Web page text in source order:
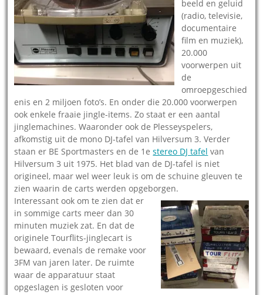
beeld en geluid
(radio, televisie,
documentaire
film en muziek),
20.000
voorwerpen uit
de
omroepgeschied
enis en 2 miljoen foto’s. En onder die 20.000 voorwerpen
ook enkele fraaie jingle-items. Zo staat er een aantal
jinglemachines. Waaronder ook de Plesseyspelers,
afkomstig uit de mono DJ-tafel van Hilversum 3. Verder
staan er BE Sportmasters en de 1estereo DJ tafel van
Hilversum 3 uit 1975. Het blad van de DJ-tafel is niet
origineel, maar wel weer leuk is om de schuine gleuven te
zien waarin de carts werden opgeborgen.
Interessant ook om te zien dat er
in sommige carts meer dan 30
minuten muziek zat. En dat de
originele Tourflits-jinglecart is
bewaard, evenals de remake voor
3FM van jaren later. De ruimte
waar de apparatuur staat
opgeslagen is gesloten voor